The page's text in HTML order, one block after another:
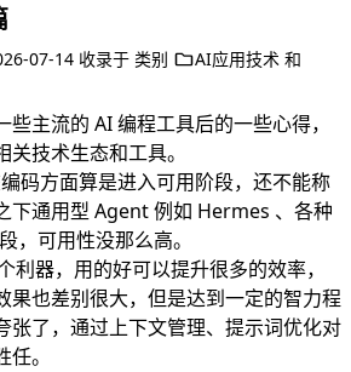
07-14 收录于 类别 AI应用技术 和
主流的 AI 编程工具后的一些心得，
技术生态和工具。
码方面算是进入可用阶段，还不能称
下通用型 Agent 例如 Hermes 、各种
，可用性没那么高。
利器，用的好可以提升很多的效率，
果也差别很大，但是达到一定的智力程
张了，通过上下文管理、提示词优化对
。